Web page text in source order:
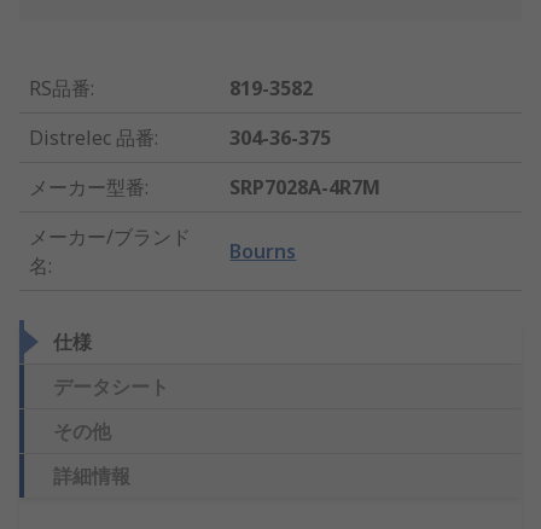
RS品番:
819-3582
Distrelec 品番:
304-36-375
メーカー型番:
SRP7028A-4R7M
メーカー/ブランド
名:
Bourns
仕様
データシート
その他
詳細情報